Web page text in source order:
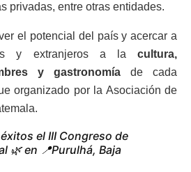
privadas, entre otras entidades.
el potencial del país y acercar a
y extranjeros a la cultura,
y gastronomía de cada
organizado por la Asociación de
el III Congreso de
🌿 en 📍Purulhá, Baja